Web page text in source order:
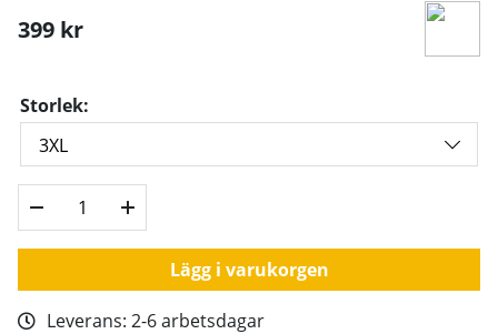
399 kr
Storlek:
Lägg i varukorgen
Leverans: 2-6 arbetsdagar